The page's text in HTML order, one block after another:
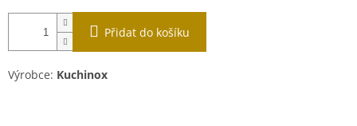
Přidat do košíku
Výrobce: Kuchinox